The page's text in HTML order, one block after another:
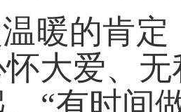
暖的肯
大爱、
。“有时间